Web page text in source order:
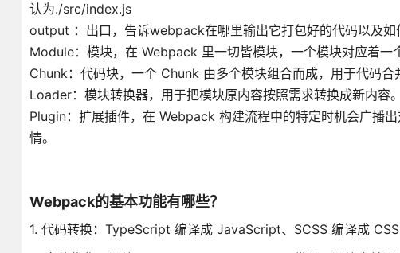
认为./src/index.js
output ：出口，告诉webpack在哪里输出它打包好的代码以及
Module：模块，在 Webpack 里一切皆模块，一个模块对应着
Chunk：代码块，一个 Chunk 由多个模块组合而成，用于代码合
Loader：模块转换器，用于把模块原内容按照需求转换成新内容。
Plugin：扩展插件，在 Webpack 构建流程中的特定时机会广播
情。
Webpack的基本功能有哪些？
1. 代码转换：TypeScript 编译成 JavaScript、SCSS 编译成